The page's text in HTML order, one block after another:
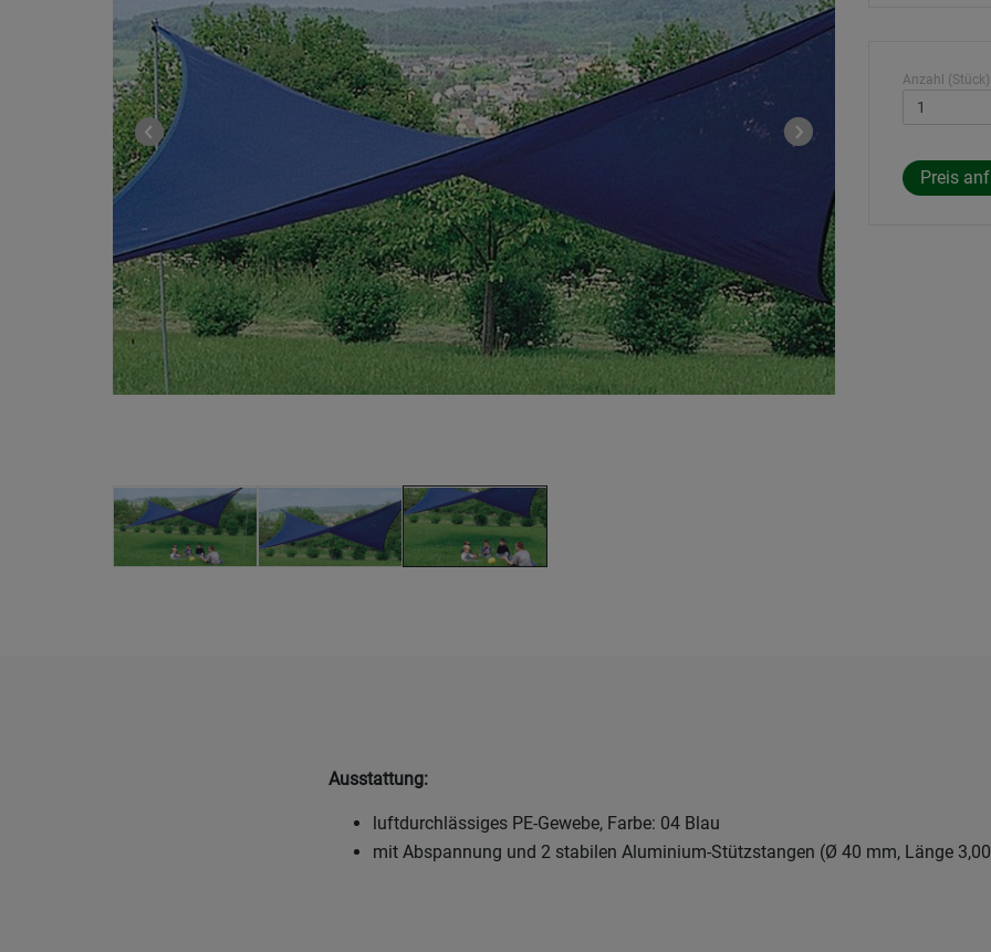
Anzahl
Ausstattung:
luftdurchlässiges PE-Gewebe, Farbe: 04 Blau
mit Abspannung und 2 stabilen Aluminium-Stützstangen (Ø 40 mm, Länge